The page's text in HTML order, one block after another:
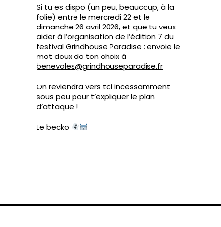
Si tu es dispo (un peu, beaucoup, à la
folie) entre le mercredi 22 et le
dimanche 26 avril 2026, et que tu veux
aider à l’organisation de l’édition 7 du
festival Grindhouse Paradise : envoie le
mot doux de ton choix à
benevoles@grindhouseparadise.fr
On reviendra vers toi incessamment
sous peu pour t’expliquer le plan
d’attaque !
Le becko